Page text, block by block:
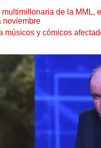
de la MML,
noviembre
y cómicos